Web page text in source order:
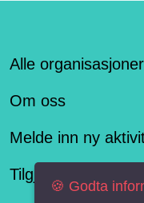
Alle
Om oss
Melde inn ny
🍪 Godta